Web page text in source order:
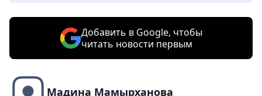
Добавить в Google, чтобы
читать новости первым
Мадина Мамырханова